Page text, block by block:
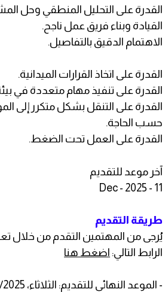
القدرة على التحليل المنطقي وحل
القيادة وبناء فريق عمل ناجح.
الاهتمام الدقيق بالتفاصيل.
القدرة على اتخاذ القرارات الميدانية.
القدرة على تنفيذ مهام متعددة في
القدرة على التنقل بشكل متكرر إلى
حسب الحاجة.
القدرة على العمل تحت الضغط.
آخر موعد للتقديم
11 - Dec - 2025
طريقة التقديم
يُرجى من المهتمين التقدم من خلال
الرابط التالي: اضغط هنا
- الموعد النهائي للتقديم: الثلاثاء، 11/12/2025